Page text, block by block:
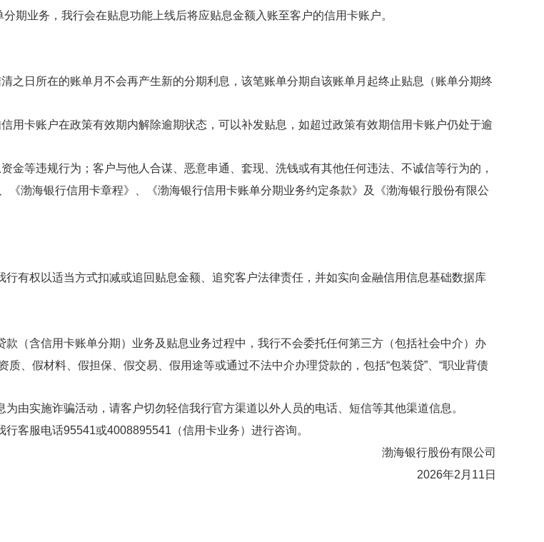
期业务，我行会在贴息功能上线后将应贴息金额入账至客户的信用卡账户。
之日所在的账单月不会再产生新的分期利息，该笔账单分期自该账单月起终止贴息（账单分期终
用卡账户在政策有效期内解除逾期状态，可以补发贴息，如超过政策有效期信用卡账户仍处于逾
金等违规行为；客户与他人合谋、恶意串通、套现、洗钱或有其他任何违法、不诚信等行为的，
渤海银行信用卡章程》、《渤海银行信用卡账单分期业务约定条款》及《渤海银行股份有限公
有权以适当方式扣减或追回贴息金额、追究客户法律责任，并如实向金融信用信息基础数据库
（含信用卡账单分期）业务及贴息业务过程中，我行不会委托任何第三方（包括社会中介）办
、假材料、假担保、假交易、假用途等或通过不法中介办理贷款的，包括“包装贷”、“职业背债
由实施诈骗活动，请客户切勿轻信我行官方渠道以外人员的电话、短信等其他渠道信息。
行客服电话95541或4008895541（信用卡业务）进行咨询。
渤海银行股份有限公司
2026年2月11 日